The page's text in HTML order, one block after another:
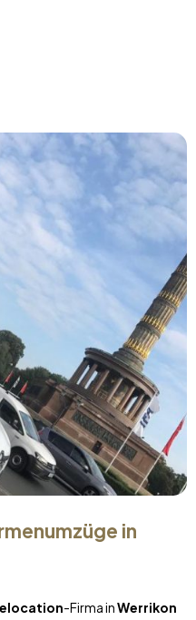
in
-Firma inWerrikon